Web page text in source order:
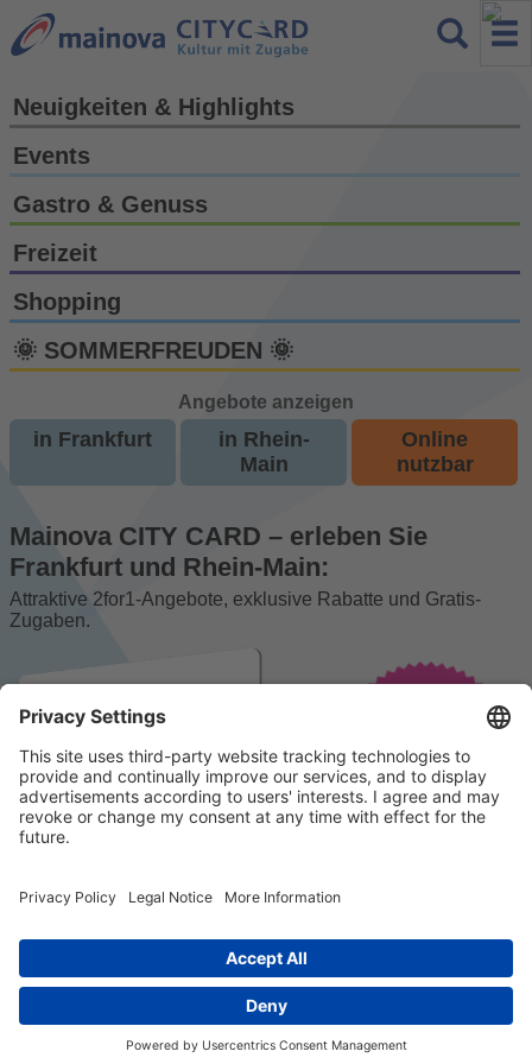
Neuigkeiten & Highlights
Events
Gastro & Genuss
Freizeit
Shopping
🌞 SOMMERFREUDEN 🌞
Angebote anzeigen
in Frankfurt
in Rhein-
Main
Online
nutzbar
Mainova CITY CARD – erleben Sie
Frankfurt und Rhein-Main:
Attraktive 2for1-Angebote, exklusive Rabatte und Gratis-
Zugaben.
© 2023 k/c/e Marketing GmbH –Impressum